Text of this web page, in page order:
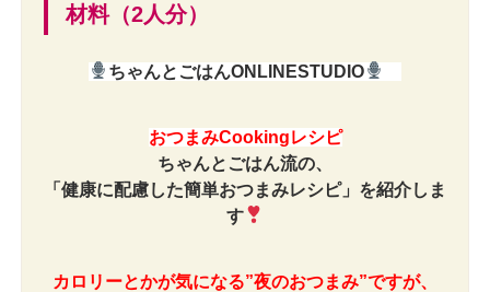
材料（2人分）
ちゃんとごはんONLINESTUDIO
おつまみCookingレシピ
ちゃんとごはん流の、
「健康に配慮した簡単おつまみレシピ」を紹介しま
す
カロリーとかが気になる”夜のおつまみ”ですが、